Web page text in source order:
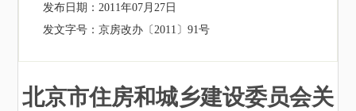
发布日期：2011年07月27日
发文字号：京房改办〔2011〕91号
北京市住房和城乡建设委员会关